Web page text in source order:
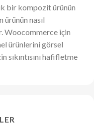
bir kompozit ürünün
ürünün nasıl
Woocommerce için
ürünlerini görsel
hafifletme